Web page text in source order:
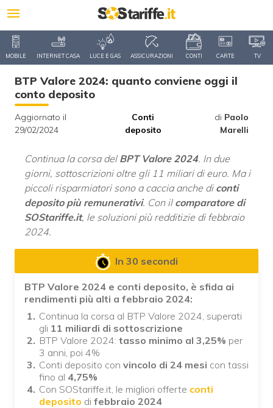
MOBILE INTERNET CASA LUCE E GAS ASSICURAZIONI CONTI CARTE TV
BTP Valore 2024: quanto conviene oggi il
conto deposito
Aggiornato il
29/02/2024
Conti
deposito
di Paolo
Marelli
Continua la corsa delBPT Valore 2024. In due
giorni, sottoscrizioni oltre gli 11 miliari di euro. Ma i
piccoli risparmiatori sono a caccia anche di conti
deposito più remunerativi. Con ilcomparatore di
SOStariffe.it, le soluzioni più redditizie di febbraio
2024.
In 30 secondi
BTP Valore 2024 e conti deposito, è sfida ai
rendimenti più alti a febbraio 2024:
Continua la corsa al BTP Valore 2024, superati
gli 11 miliardi di sottoscrizione
BTP Valore 2024: tasso minimo al 3,25% per
3 anni, poi 4%
Conti deposito con vincolo di 24 mesi con tassi
fino al 4,75%
Con SOStariffe.it, le migliori offerte conti
deposito di febbraio 2024